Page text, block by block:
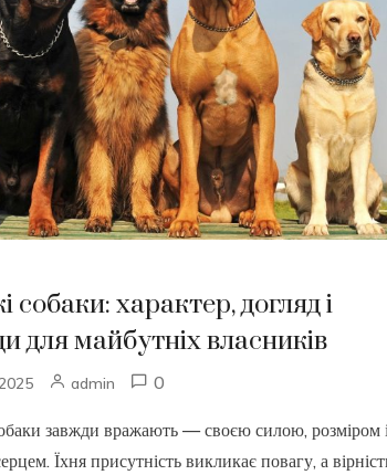
собаки: характер, догляд і
для майбутніх власників
admin 0
завжди вражають — своєю силою, розміром
Їхня присутність викликає повагу, а